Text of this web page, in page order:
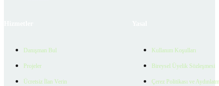
Danışman Bul
Projeler
Ücretsiz İlan Verin
Kullanım Koşulları
Bireysel Üyelik Sözleşmesi
Çerez Politikası ve